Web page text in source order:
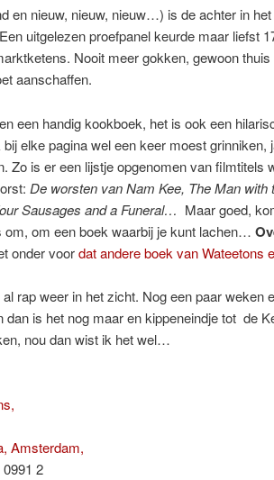
en nieuw, nieuw, nieuw…) is de achter in
Een uitgelezen proefpanel keurde maar liefst
Nooit meer gokken, gewoon
aanschaffen.
een handig kookboek, het is ook een
elke pagina wel een keer moest grinniken,
Zo is er een lijstje opgenomen van filmtitels
De worsten van Nam Kee, The Man with
Sausages and a Funeral… Maar goed,
om, om een boek waarbij je kunt lachen…
onder voordat andere boek van Wateetons
rap weer in het zicht. Nog een paar weken
dan is het nog maar en kippeneindje tot de
nou dan wist ik het wel…
Amsterdam,
2